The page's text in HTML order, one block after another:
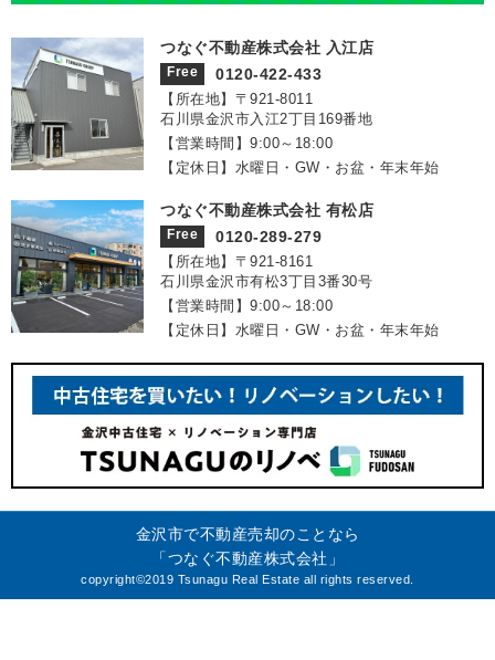
つなぐ不動産株式会社 入江店
Free 0120-422-433
【所在地】〒921‐8011
石川県金沢市入江2丁目169番地
【営業時間】9:00～18:00
【定休日】水曜日・GW・お盆・年末年始
つなぐ不動産株式会社 有松店
Free 0120-289-279
【所在地】〒921‐8161
石川県金沢市有松3丁目3番30号
【営業時間】9:00～18:00
【定休日】水曜日・GW・お盆・年末年始
金沢市で不動産売却のことなら
「つなぐ不動産株式会社」
copyright©2019 Tsunagu Real Estate all rights reserved.